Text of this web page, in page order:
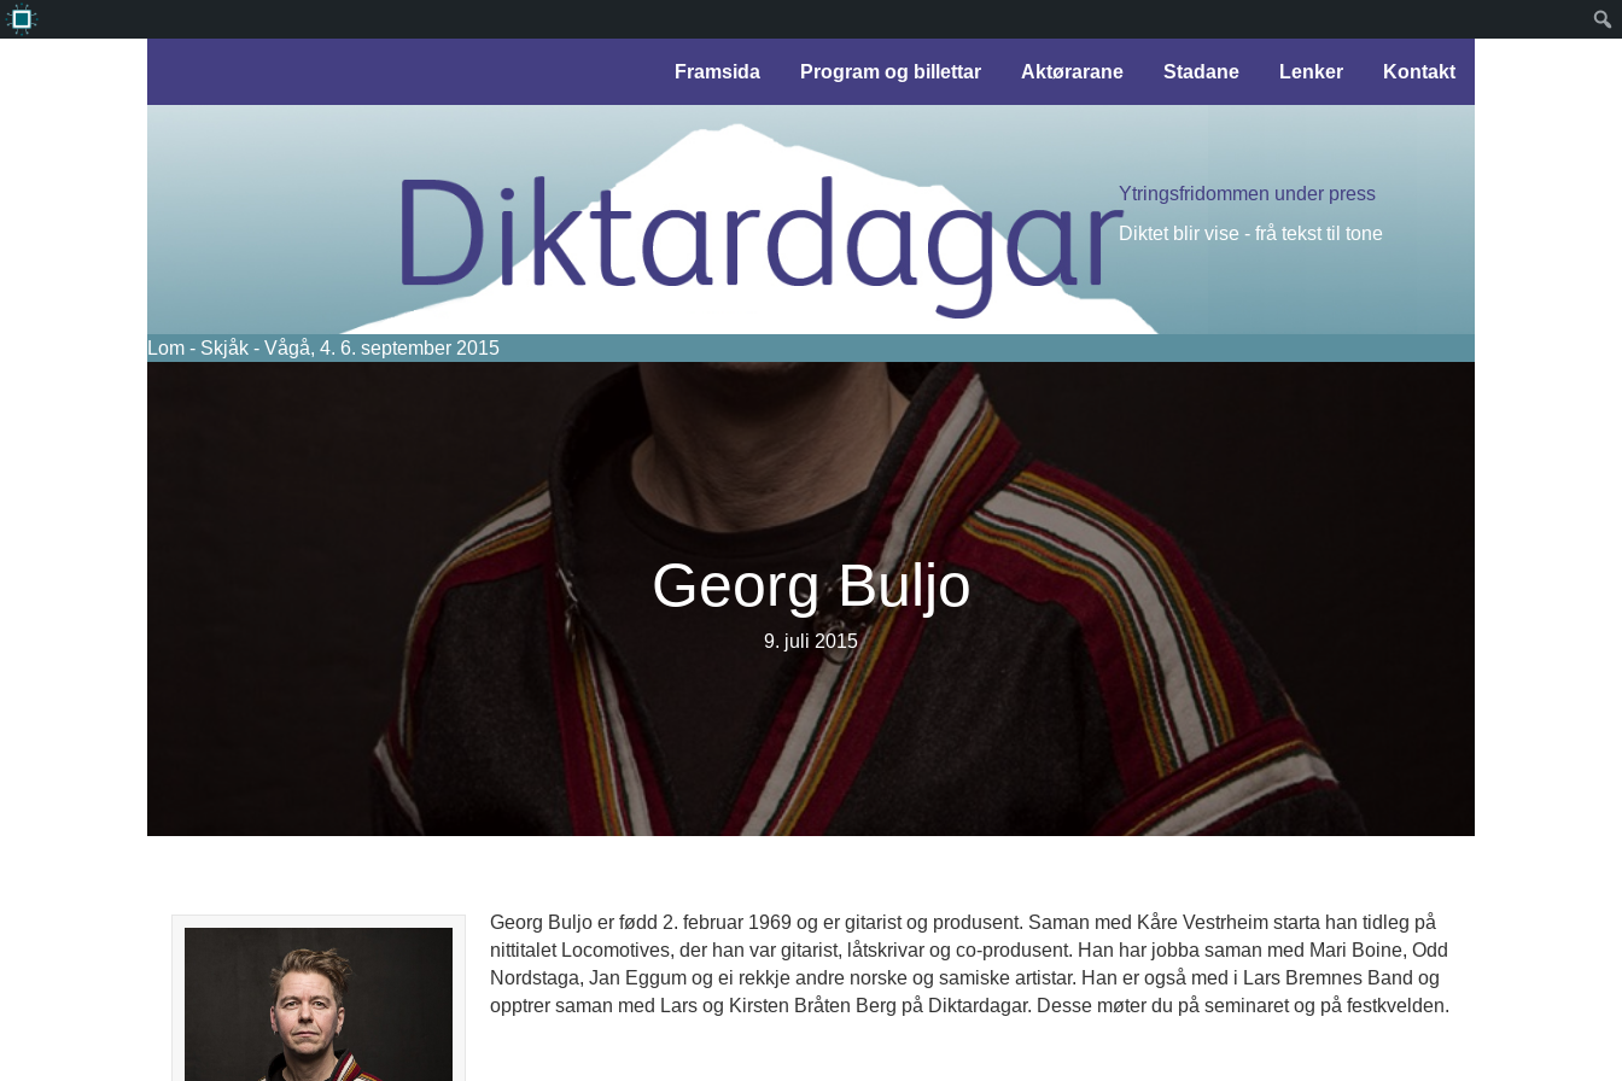
Om
Framsida Program og billettar Aktørarane Stadane Lenker Kontakt
Ytringsfridommen under press
Diktet blir vise - frå tekst til tone
Lom - Skjåk - Vågå, 4. 6. september 2015
Georg Buljo
9. juli 2015
Georg Buljo er fødd 2. februar 1969 og er gitarist og produsent. Saman med Kåre Vestrheim starta han tidleg på
nittitalet Locomotives, der han var gitarist, låtskrivar og co-produsent. Han har jobba saman med Mari Boine, Odd
Nordstaga, Jan Eggum og ei rekkje andre norske og samiske artistar. Han er også med i Lars Bremnes Band og
opptrer saman med Lars og Kirsten Bråten Berg på Diktardagar. Desse møter du på seminaret og på festkvelden.